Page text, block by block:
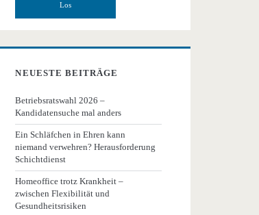
NEUESTE BEITRÄGE
Betriebsratswahl 2026 –
Kandidatensuche mal anders
Ein Schläfchen in Ehren kann
niemand verwehren? Herausforderung
Schichtdienst
Homeoffice trotz Krankheit –
zwischen Flexibilität und
Gesundheitsrisiken